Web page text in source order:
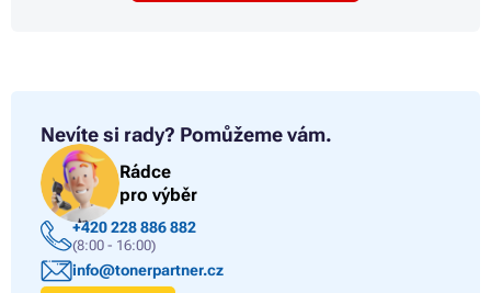
Nevíte si rady? Pomůžeme vám.
Rádce
pro výběr
+420 228 886 882
(8:00 - 16:00)
info@tonerpartner.cz